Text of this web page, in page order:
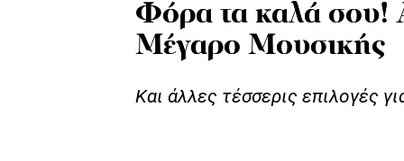
Φόρα τα καλά σου!
Μέγαρο Μουσικής
Και άλλες τέσσερις επιλογές